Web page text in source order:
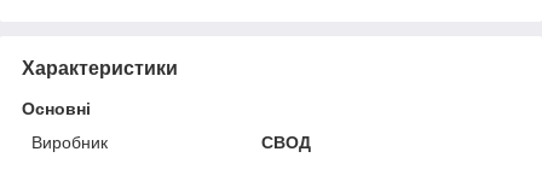
Характеристики
Основні
Виробник
СВОД